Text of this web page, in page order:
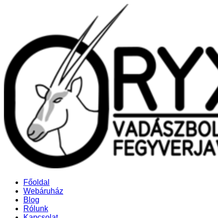
Főoldal
Webáruház
Blog
Rólunk